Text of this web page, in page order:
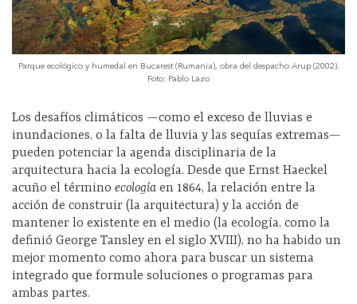
Parque ecológico y humedal en Bucarest (Rumania), obra del despacho Arup (2002).
Foto: Pablo Lazo
Los desafíos climáticos —como el exceso de lluvias e
inundaciones, o la falta de lluvia y las sequías extremas—
pueden potenciar la agenda disciplinaria de la
arquitectura hacia la ecología. Desde que Ernst Haeckel
acuño el término ecología en 1864, la relación entre la
acción de construir (la arquitectura) y la acción de
mantener lo existente en el medio (la ecología, como la
definió George Tansley en el siglo XVIII), no ha habido un
mejor momento como ahora para buscar un sistema
integrado que formule soluciones o programas para
ambas partes.